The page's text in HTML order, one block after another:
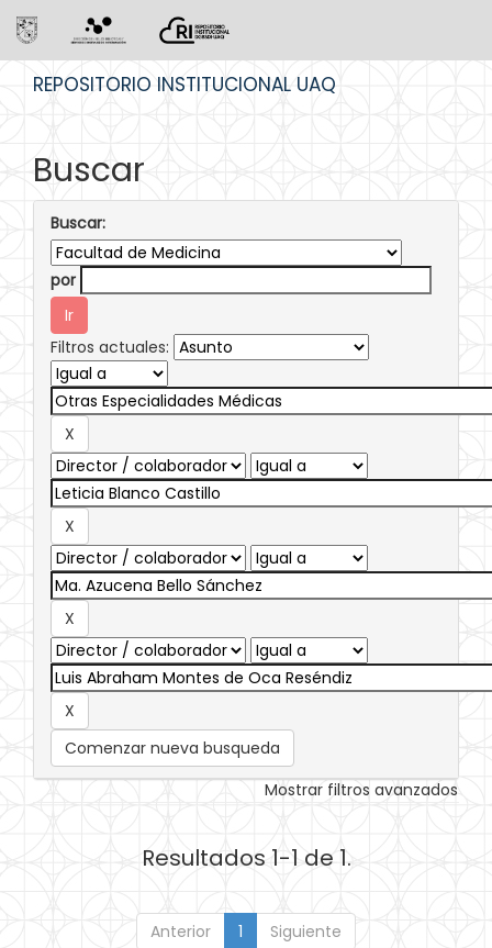
REPOSITORIO INSTITUCIONAL UAQ
Buscar
Buscar:
por
Filtros actuales:
Comenzar nueva busqueda
Mostrar filtros avanzados
Resultados 1-1 de 1.
Anterior 1 Siguiente